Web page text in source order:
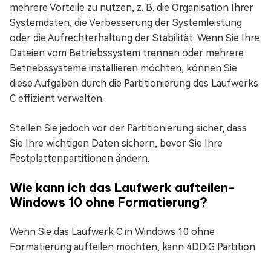
mehrere Vorteile zu nutzen, z. B. die Organisation Ihrer
Systemdaten, die Verbesserung der Systemleistung
oder die Aufrechterhaltung der Stabilität. Wenn Sie Ihre
Dateien vom Betriebssystem trennen oder mehrere
Betriebssysteme installieren möchten, können Sie
diese Aufgaben durch die Partitionierung des Laufwerks
C effizient verwalten.
Stellen Sie jedoch vor der Partitionierung sicher, dass
Sie Ihre wichtigen Daten sichern, bevor Sie Ihre
Festplattenpartitionen ändern.
Wie kann ich das Laufwerk aufteilen-
Windows 10 ohne Formatierung?
Wenn Sie das Laufwerk C in Windows 10 ohne
Formatierung aufteilen möchten, kann 4DDiG Partition